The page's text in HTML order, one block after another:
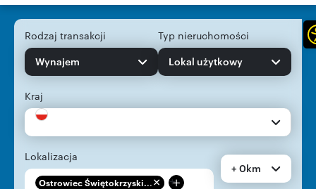
Rodzaj transakcji
Wynajem
Typ nieruchomości
Lokal użytkowy
Kraj
Lokalizacja
Ostrowiec Świętokrzyski... +
+ 0km